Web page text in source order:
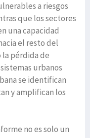
a riesgos
que los sectores
una capacidad
el resto del
la pérdida de
urbanos
se identifican
y amplifican los
no es solo un